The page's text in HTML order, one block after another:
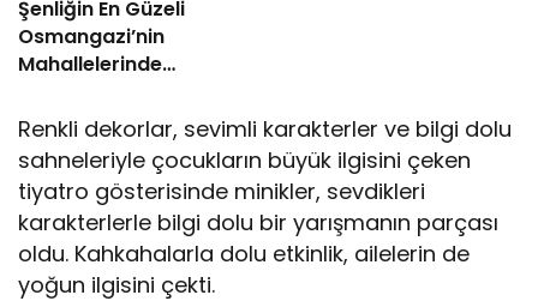
Şenliğin En Güzeli
Osmangazi’nin
Mahallelerinde
Renkli dekorlar, sevimli karakterler ve bilgi dolu
sahneleriyle çocukların büyük ilgisini çeken
tiyatro gösterisinde minikler, sevdikleri
karakterlerle bilgi dolu bir yarışmanın parçası
oldu. Kahkahalarla dolu etkinlik, ailelerin de
yoğun ilgisini çekti.